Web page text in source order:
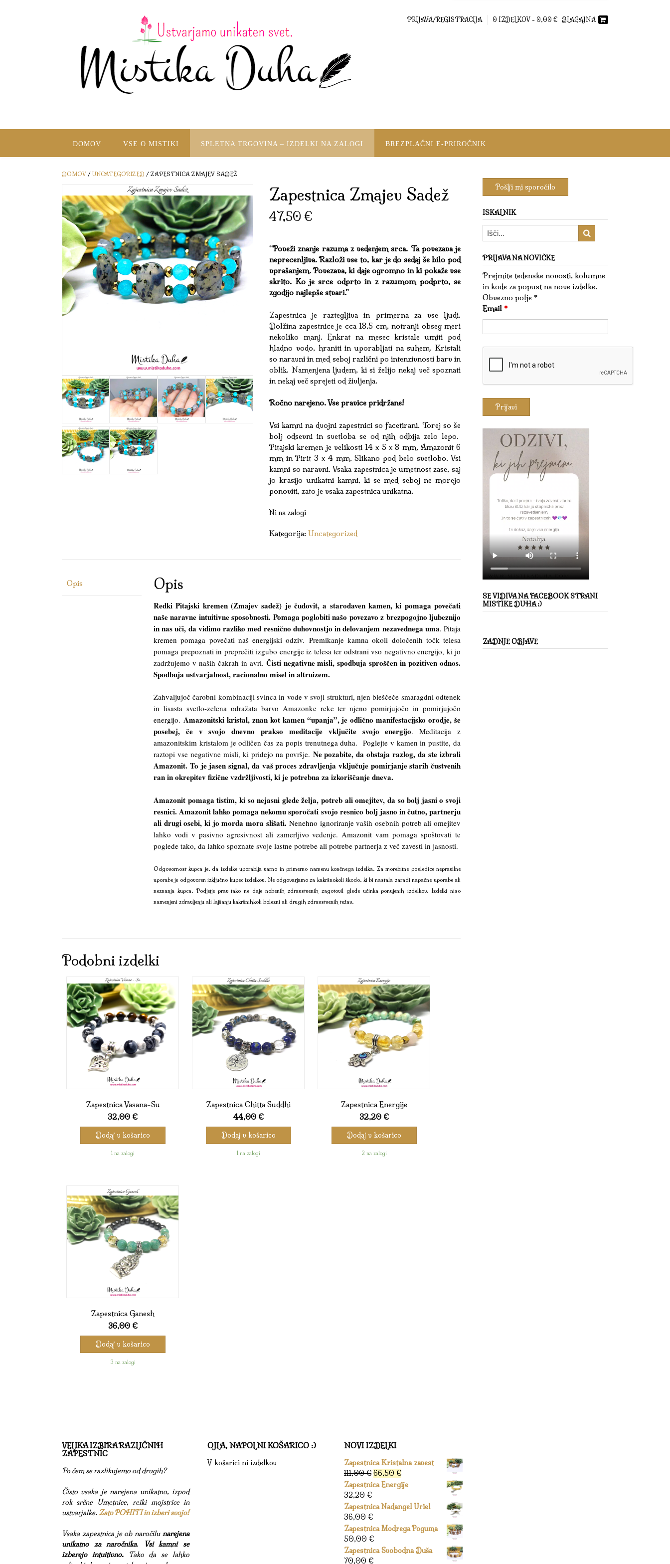
PRIJAVA/REGISTRACIJA 0 IZDELKOV - 0,00 € BLAGAJNA
DOMOV VSE O MISTIKI SPLETNA TRGOVINA – IZDELKI NA ZALOGI BREZPLAČNI E-PRIROČNIK
DOMOV / UNCATEGORIZED / ZAPESTNICA ZMAJEV SADEŽ
Zapestnica Zmajev Sadež
47,50 €
“Poveži znanje razuma z vedenjem srca. Ta povezava je
neprecenljiva. Razloži vse to, kar je do sedaj še bilo pod
vprašanjem. Povezava, ki daje ogromno in ki pokaže vse
skrito. Ko je srce odprto in z razumom podprto, se
zgodijo najlepše stvari.”
Zapestnica je raztegljiva in primerna za vse ljudi.
Dolžina zapestnice je cca 18,5 cm, notranji obseg meri
nekoliko manj. Enkrat na mesec kristale umiti pod
hladno vodo, hraniti in uporabljati na suhem. Kristali
so naravni in med seboj različni po intenzivnosti barv in
oblik. Namenjena ljudem, ki si želijo nekaj več spoznati
in nekaj več sprejeti od življenja.
Ročno narejeno. Vse pravice pridržane!
Vsi kamni na dvojni zapestnici so facetirani. Torej so še
bolj odsevni in svetloba se od njih odbija zelo lepo.
Pitajski kremen je velikosti 14 x 5 x 8 mm, Amazonit 6
mm in Pirit 3 x 4 mm. Slikano pod belo svetlobo. Vsi
kamni so naravni. Vsaka zapestnica je umetnost zase, saj
jo krasijo unikatni kamni, ki se med seboj ne morejo
ponoviti, zato je vsaka zapestnica unikatna.
Ni na zalogi
Kategorija:Uncategorized
Opis Opis
Redki Pitajski kremen (Zmajev sadež) je čudovit, a starodaven kamen, ki pomaga povečati
naše naravne intuitivne sposobnosti. Pomaga poglobiti našo povezavo z brezpogojno ljubeznijo
in nas uči, da vidimo razliko med resnično duhovnostjo in delovanjem nezavednega uma. Pitaja
kremen pomaga povečati naš energijski odziv. Premikanje kamna okoli določenih točk telesa
pomaga prepoznati in preprečiti izgubo energije iz telesa ter odstrani vso negativno energijo, ki jo
zadržujemo v naših čakrah in avri. Čisti negativne misli, spodbuja sproščen in pozitiven odnos.
Spodbuja ustvarjalnost, racionalno misel in altruizem.
Zahvaljujoč čarobni kombinaciji svinca in vode v svoji strukturi, njen bleščeče smaragdni odtenek
in lisasta svetlo-zelena odražata barvo Amazonke reke ter njeno pomirjujočo in pomirjujočo
energijo. Amazonitski kristal, znan kot kamen “upanja”, je odlično manifestacijsko orodje, še
posebej, če v svojo dnevno prakso meditacije vključite svojo energijo. Meditacija z
amazonitskim kristalom je odličen čas za popis trenutnega duha. Poglejte v kamen in pustite, da
raztopi vse negativne misli, ki pridejo na površje. Ne pozabite, da obstaja razlog, da ste izbrali
Amazonit. To je jasen signal, da vaš proces zdravljenja vključuje pomirjanje starih čustvenih
ran in okrepitev fizične vzdržljivosti, ki je potrebna za izkoriščanje dneva.
Amazonit pomaga tistim, ki so nejasni glede želja, potreb ali omejitev, da so bolj jasni o svoji
resnici. Amazonit lahko pomaga nekomu sporočati svojo resnico bolj jasno in čutno, partnerju
ali drugi osebi, ki jo morda mora slišati. Nenehno ignoriranje vaših osebnih potreb ali omejitev
lahko vodi v pasivno agresivnost ali zamerljivo vedenje. Amazonit vam pomaga spoštovati te
poglede tako, da lahko spoznate svoje lastne potrebe ali potrebe partnerja z več zavesti in jasnosti.
Odgovornost kupca je, da izdelke uporablja varno in primerno namenu končnega izdelka. Za morebitne posledice nepravilne
uporabe je odgovoren izključno kupec izdelkov. Ne odgovarjamo za kakršnokoli škodo, ki bi nastala zaradi napačne uporabe ali
neznanja kupca. Podjetje prav tako ne daje nobenih zdravstvenih zagotovil glede učinka ponujenih izdelkov. Izdelki niso
namenjeni zdravljenju ali lajšanju kakršnihkoli bolezni ali drugih zdravstvenih težav.
Podobni izdelki
Zapestnica Vasana-Su
32,00 €
Dodaj v košarico
1 na zalogi
Zapestnica Chitta Suddhi
44,00 €
Dodaj v košarico
1 na zalogi
Zapestnica Energije
32,20 €
Dodaj v košarico
2 na zalogi
Zapestnica Ganesh
36,00 €
Dodaj v košarico
3 na zalogi
ISKALNIK
PRIJAVA NA NOVIČKE
Prejmite tedenske novosti, kolumne
in kode za popust na nove izdelke.
Obvezno polje *
Email *
SE VIDIVA NA FACEBOOK STRANI
MISTIKE DUHA :)
ZADNJE OBJAVE
VELIKA IZBIRA RAZLIČNIH
ZAPESTNIC
Po čem se razlikujemo od drugih?
Čisto vsaka je narejena unikatno, izpod
rok srčne Umetnice, reiki mojstrice in
ustvarjalke.Zato POHITI in izberi svojo!
Vsaka zapestnica je ob naročilu narejena
unikatno za naročnika.
Vsi kamni se
izberejo intuitivno.Tako da se lahko
OJLA, NAPOLNI KOŠARICO :)
V košarici ni izdelkov
NOVI IZDELKI
Zapestnica Kristalna zavest
111,00€ Izvirna
cena
bila:
66,50 €Trenutna
cena
66,50 €.
Zapestnica Energije
32,20 €
Zapestnica Nadangel Uriel
36,00 €
Zapestnica Modrega Poguma
50,00 €
Zapestnica Svobodna Duša
70,00 €